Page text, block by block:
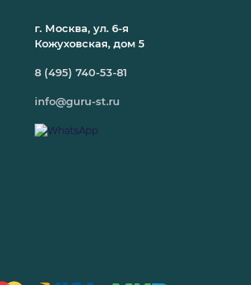
г. Москва, ул. 6-я
Кожуховская, дом 5
8 (495) 740-53-81
info@guru-st.ru